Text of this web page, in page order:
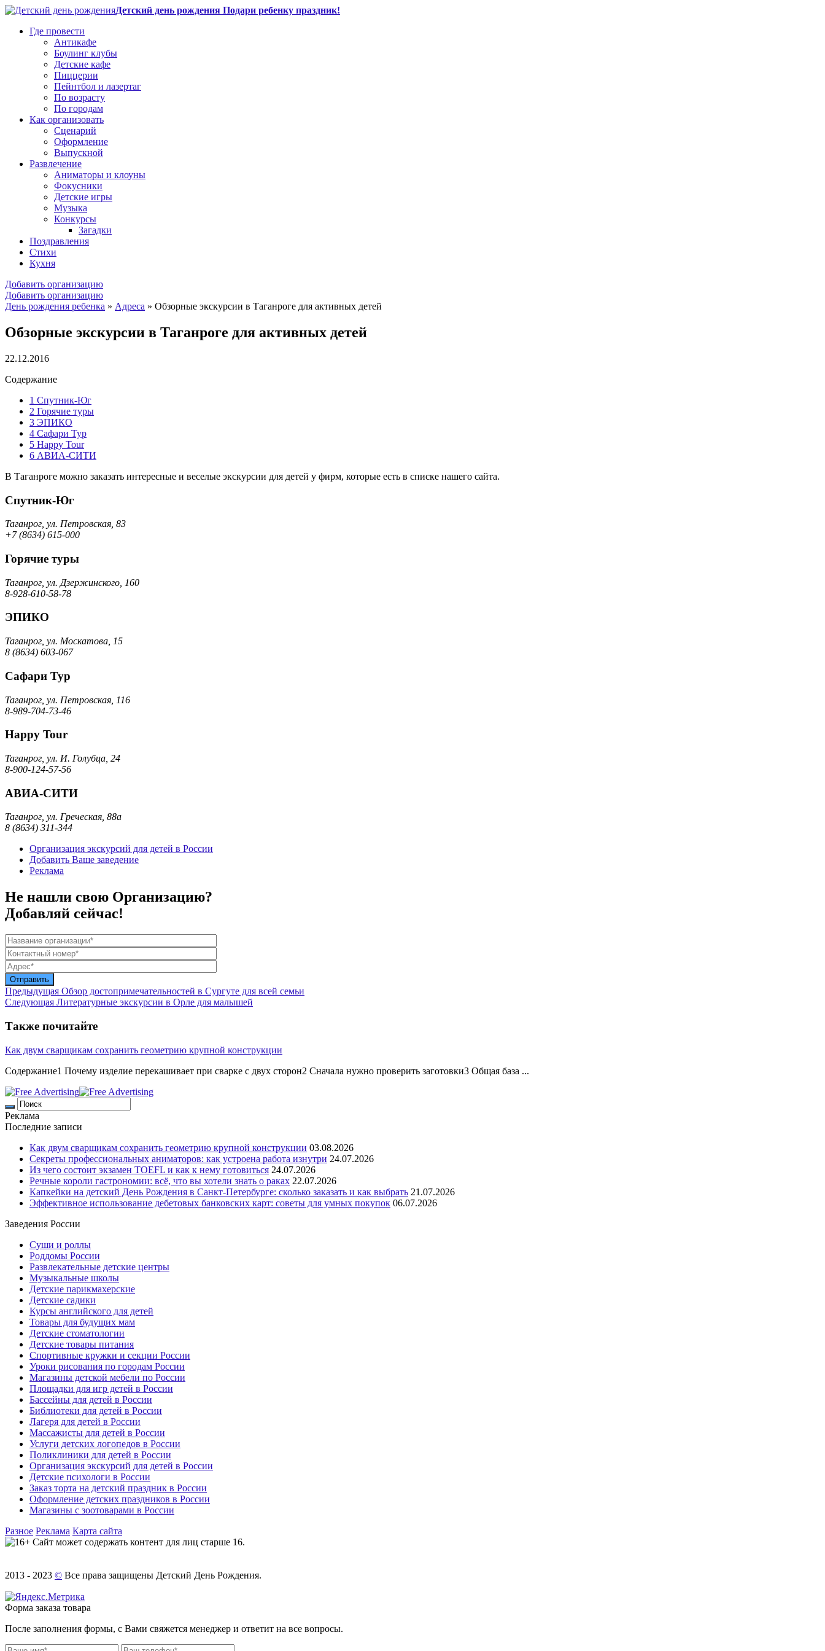
Детский день рождения Подари ребенку праздник!
Где провести
Антикафе
Боулинг клубы
Детские кафе
Пиццерии
Пейнтбол и лазертаг
По возрасту
По городам
Как организовать
Сценарий
Оформление
Выпускной
Развлечение
Аниматоры и клоуны
Фокусники
Детские игры
Музыка
Конкурсы
Загадки
Поздравления
Стихи
Кухня
Добавить организацию
Добавить организацию
День рождения ребенка » Адреса » Обзорные экскурсии в Таганроге для активных детей
Обзорные экскурсии в Таганроге для активных детей
22.12.2016
Содержание
1 Спутник-Юг
2 Горячие туры
3 ЭПИКО
4 Сафари Тур
5 Happy Tour
6 АВИА-СИТИ
В Таганроге можно заказать интересные и веселые экскурсии для детей у фирм, которые есть в списке нашего сайта.
Спутник-Юг
Таганрог, ул. Петровская, 83
+7 (8634) 615-000
Горячие туры
Таганрог, ул. Дзержинского, 160
8-928-610-58-78
ЭПИКО
Таганрог, ул. Москатова, 15
8 (8634) 603-067
Сафари Тур
Таганрог, ул. Петровская, 116
8-989-704-73-46
Happy Tour
Таганрог, ул. И. Голубца, 24
8-900-124-57-56
АВИА-СИТИ
Таганрог, ул. Греческая, 88а
8 (8634) 311-344
Организация экскурсий для детей в России
Добавить Ваше заведение
Реклама
Не нашли свою Организацию?
Добавляй сейчас!
Предыдущая Обзор достопримечательностей в Сургуте для всей семьи
Следующая Литературные экскурсии в Орле для малышей
Также почитайте
Как двум сварщикам сохранить геометрию крупной конструкции
Содержание1 Почему изделие перекашивает при сварке с двух сторон2 Сначала нужно проверить заготовки3 Общая база ...
Реклама
Последние записи
Как двум сварщикам сохранить геометрию крупной конструкции 03.08.2026
Секреты профессиональных аниматоров: как устроена работа изнутри 24.07.2026
Из чего состоит экзамен TOEFL и как к нему готовиться 24.07.2026
Речные короли гастрономии: всё, что вы хотели знать о раках 22.07.2026
Капкейки на детский День Рождения в Санкт-Петербурге: сколько заказать и как выбрать 21.07.2026
Эффективное использование дебетовых банковских карт: советы для умных покупок 06.07.2026
Заведения России
Суши и роллы
Роддомы России
Развлекательные детские центры
Музыкальные школы
Детские парикмахерские
Детские садики
Курсы английского для детей
Товары для будущих мам
Детские стоматологии
Детские товары питания
Спортивные кружки и секции России
Уроки рисования по городам России
Магазины детской мебели по России
Площадки для игр детей в России
Бассейны для детей в России
Библиотеки для детей в России
Лагеря для детей в России
Массажисты для детей в России
Услуги детских логопедов в России
Поликлиники для детей в России
Организация экскурсий для детей в России
Детские психологи в России
Заказ торта на детский праздник в России
Оформление детских праздников в России
Магазины с зоотоварами в России
Разное Реклама Карта сайта
Сайт может содержать контент для лиц старше 16.
2013 - 2023 © Все права защищены Детский День Рождения.
Форма заказа товара
После заполнения формы, с Вами свяжется менеджер и ответит на все вопросы.